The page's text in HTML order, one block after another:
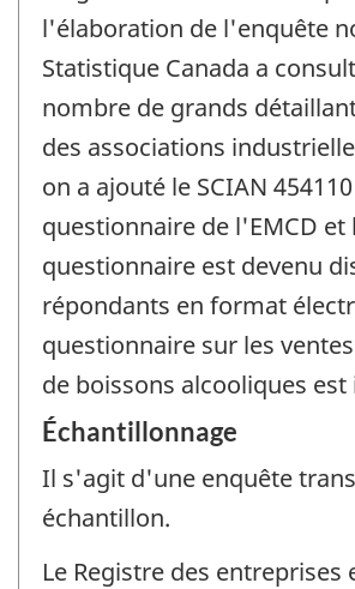
l'élaboration de l'enquête
Statistique Canada a
nombre de grands
des associations
on a ajouté le SCIAN
questionnaire de l'EMCD et
questionnaire est devenu
répondants en format
questionnaire sur les
de boissons alcooliques est
Échantillonnage
Il s'agit d'une enquête
échantillon.
Le Registre des entreprises